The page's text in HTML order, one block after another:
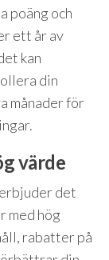
poäng och
ett år av
kan
din
månader för
värde
det
med hög
rabatter på